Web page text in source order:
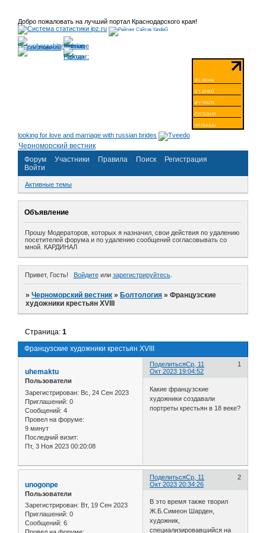
Добро пожаловать на лучший портал Краснодарского края!
looking for love and marriage with russian brides
Черноморский вестник
Форум
Участники Правила Поиск
Регистрация
Войти
Активные темы
Объявление
Прошу Модераторов, которых я назначил, свои действия по удалению
посетителей форума и по удалению сообщений согласовывать со
мной. КАРДИНАЛ
Привет, Гость! Войдитеили зарегистрируйтесь.
»Черноморский вестник » Болтология »Французские
художники крестьян XVIII
Французские художники крестьян XVIII
Страница:1
Поделиться 1
Ср, 11
Окт 2023 19:04:52
uhemaktu
Пользователи
Зарегистрирован: Вс, 24 Сен 2023
Приглашений: 0
Сообщений: 4
Провел на форуме:
9 минут
Последний визит:
Пт, 3 Ноя 2023 00:20:08
Какие французские
художники создавали
портреты крестьян в 18 веке?
Поделиться 2
Ср, 11
Окт 2023 20:34:26
unogonpe
Пользователи
Зарегистрирован: Вт, 19 Сен 2023
Приглашений: 0
Сообщений: 6
В это время также творил
Ж.Б.Симеон Шарден,
художник,
специализировавшийся на